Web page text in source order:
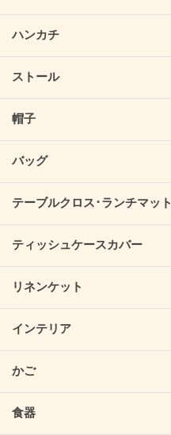
ハンカチ
ストール
帽子
バッグ
テーブルクロス･ランチマット
ティッシュケースカバー
リネンケット
インテリア
かご
食器